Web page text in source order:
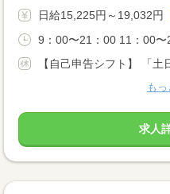
日給15,225円～19,032円
9：00〜21：00 11：00〜
【自己申告シフト】 「土
も
求人